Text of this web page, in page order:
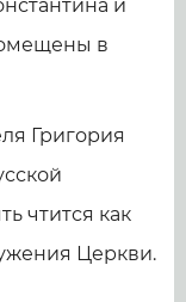
и
в
Григория
чтится как
Церкви.